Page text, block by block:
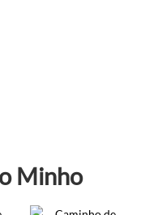
Minho